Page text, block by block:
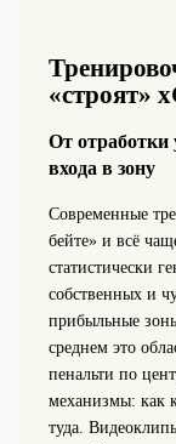
«строят»
От отработки
входа в зону
Современные
бейте» и всё
статистически
собственных и
прибыльные
среднем это
пенальти по
механизмы: как
туда.